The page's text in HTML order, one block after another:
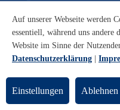
mehr
Aktualisiert von:Web Team
RSS
Seite drucken
Kontakt
Auf unserer Webseite werden
essentiell, während uns andere
Website im Sinne der
Datenschutzerklärung
Einstellungen Ablehnen